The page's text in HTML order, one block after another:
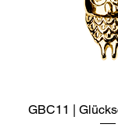
GBC11 |